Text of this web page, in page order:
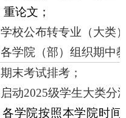
重论文；
学校公布转专业（大类
各学院（部）组织期中
期末考试排考；
启动2025级学生大类分
各学院按照本学院时